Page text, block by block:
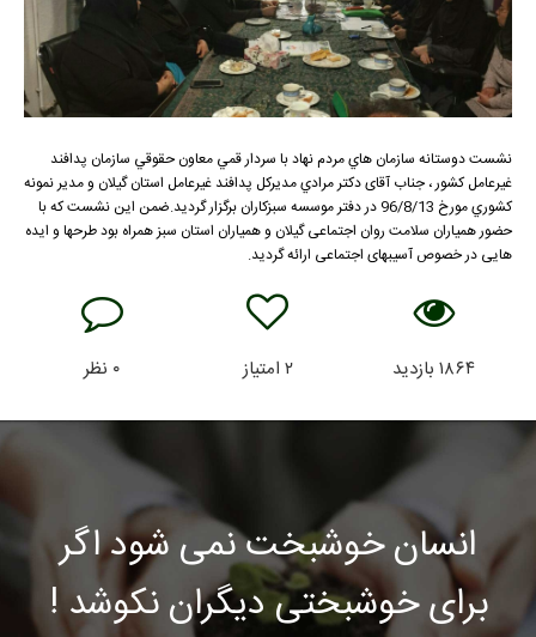
نشست دوستانه سازمان هاي مردم نهاد با سردار قمي معاون حقوقي سازمان پدافند
غيرعامل كشور ، جناب آقای دكتر مرادي مديركل پدافند غيرعامل استان گيلان و مدير نمونه
كشوري مورخ 96/8/13 در دفتر موسسه سبزکاران برگزار گردید.ضمن این نشست که با
حضور همیاران سلامت روان اجتماعی گیلان و همیاران استان سبز همراه بود طرحها و ایده
هایی در خصوص آسیبهای اجتماعی ارائه گردید.
۱۸۶۴بازدید ۲ امتیاز ۰ نظر
انسان خوشبخت نمی شود اگر
برای خوشبختی دیگران نکوشد !